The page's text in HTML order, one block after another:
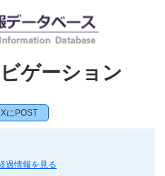
ゲーション
XにPOST
過情報を見る